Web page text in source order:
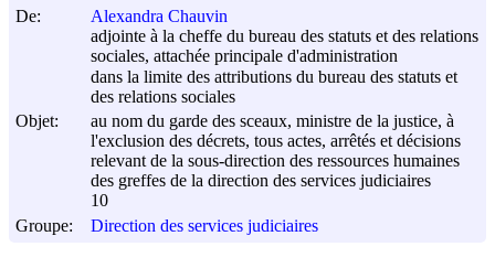
De:
Alexandra Chauvin
adjointe à la cheffe du bureau des statuts et des relations
sociales, attachée principale d'administration
dans la limite des attributions du bureau des statuts et
des relations sociales
Objet:
au nom du garde des sceaux, ministre de la justice, à
l'exclusion des décrets, tous actes, arrêtés et décisions
relevant de la sous-direction des ressources humaines
des greffes de la direction des services judiciaires
10
Groupe:
Direction des services judiciaires